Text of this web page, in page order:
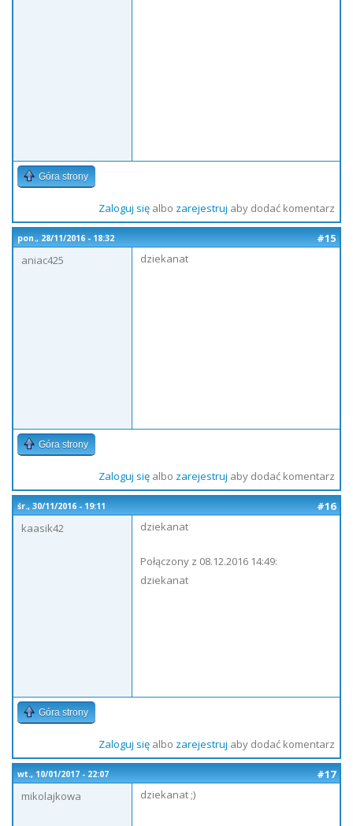
Góra strony
Zaloguj sięalbo zarejestruj aby dodać komentarz
pon., 28/11/2016 - 18:32
#15
aniac425
dziekanat
Góra strony
Zaloguj sięalbo zarejestruj aby dodać komentarz
śr., 30/11/2016 - 19:11
#16
kaasik42
dziekanat
Połączony z 08.12.2016 14:49:
dziekanat
Góra strony
Zaloguj sięalbo zarejestruj aby dodać komentarz
wt., 10/01/2017 - 22:07
#17
mikolajkowa
dziekanat ;)